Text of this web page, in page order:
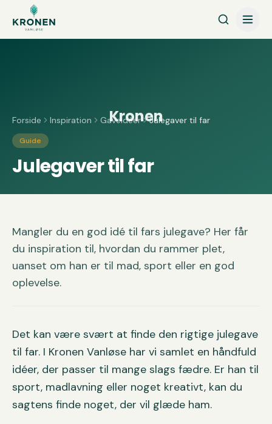
Spring til indhold
Kronen
Forside Inspiration Gaveidéer Julegaver til far
Guide
Julegaver til far
Mangler du en god idé til fars julegave? Her får
du inspiration til, hvordan du rammer plet,
uanset om han er til mad, sport eller en god
oplevelse.
Det kan være svært at finde den rigtige julegave
til far. I Kronen Vanløse har vi samlet en håndfuld
idéer, der passer til mange slags fædre. Er han til
sport, madlavning eller noget kreativt, kan du
sagtens finde noget, der vil glæde ham.